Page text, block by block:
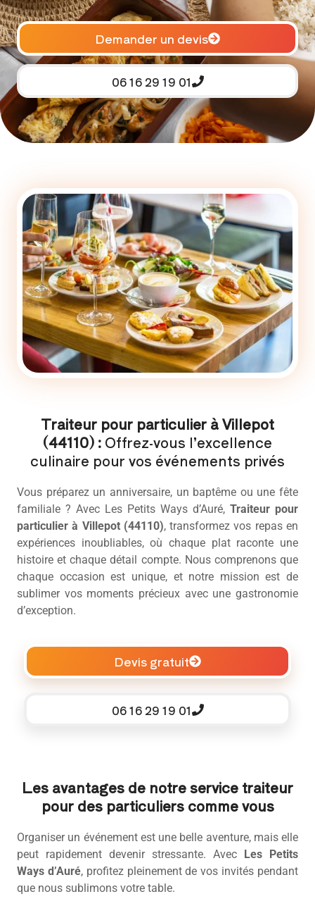
Demander un devis
06 16 29 19 01
Traiteur pour particulier à Villepot
(44110) : Offrez-vous l’excellence
culinaire pour vos événements privés
Vous préparez un anniversaire, un baptême ou une fête
familiale ? Avec Les Petits Ways d’Auré, Traiteur pour
particulier à Villepot (44110), transformez vos repas en
expériences inoubliables, où chaque plat raconte une
histoire et chaque détail compte. Nous comprenons que
chaque occasion est unique, et notre mission est de
sublimer vos moments précieux avec une gastronomie
d’exception.
Devis gratuit
06 16 29 19 01
Les avantages de notre service traiteur
pour des particuliers comme vous
Organiser un événement est une belle aventure, mais elle
peut rapidement devenir stressante. Avec
Les Petits
Ways d’Auré, profitez pleinement de vos invités pendant
que nous sublimons votre table.